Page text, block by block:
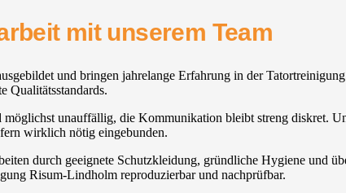
mit unserem Team
und bringen jahrelange Erfahrung in der
Qualitätsstandards.
unauffällig, die Kommunikation bleibt streng diskret.
wirklich nötig eingebunden.
durch geeignete Schutzkleidung, gründliche Hygiene und
Risum-Lindholm reproduzierbar und nachprüfbar.